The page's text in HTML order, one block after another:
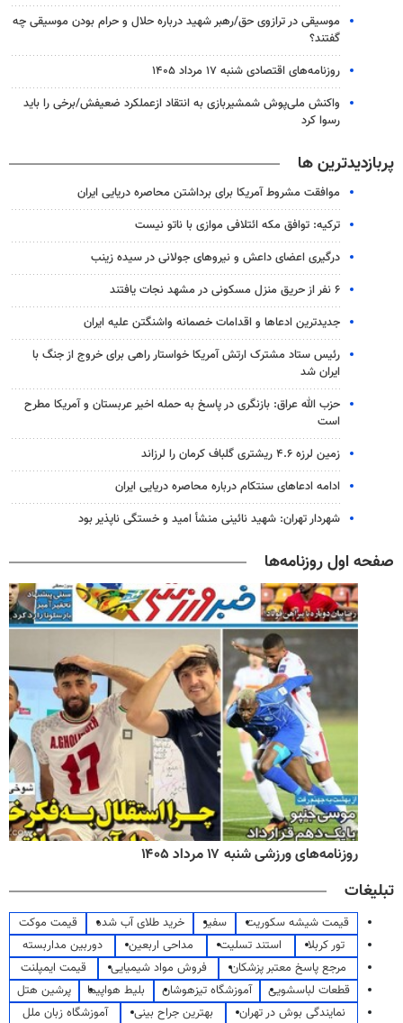
موسیقی در ترازوی حق/رهبر شهید درباره حلال و حرام بودن موسیقی چه
گفتند؟
روزنامه‌های اقتصادی شنبه ۱۷ مرداد ۱۴۰۵
واکنش ملی‌پوش شمشیربازی به انتقاد ازعملکرد ضعیفش/برخی را باید
رسوا کرد
پربازدیدترین ها
موافقت مشروط آمریکا برای برداشتن محاصره دریایی ایران
ترکیه: توافق مکه ائتلافی موازی با ناتو نیست
درگیری اعضای داعش و نیروهای جولانی در سیده زینب
۶ نفر از حریق منزل مسکونی در مشهد نجات یافتند
جدیدترین ادعاها و اقدامات خصمانه واشنگتن علیه ایران
رئیس ستاد مشترک ارتش آمریکا خواستار راهی برای خروج از جنگ با
ایران شد
حزب الله عراق: بازنگری در پاسخ به حمله اخیر عربستان و آمریکا مطرح
است
زمین لرزه ۴.۶ ریشتری گلباف کرمان را لرزاند
ادامه ادعاهای سنتکام درباره محاصره دریایی ایران
شهردار تهران: شهید نائینی منشأ امید و خستگی‌ ناپذیر بود
صفحه اول روزنامه‌ها
روزنامه‌های ورزشی شنبه ۱۷ مرداد ۱۴۰۵
تبلیغات
قیمت شیشه سکوریت سفیر خرید طلای آب شده
قیمت موکت
تور کربلا
استند تسلیت مداحی اربعین
دوربین مداربسته
مرجع پاسخ معتبر پزشکان
فروش مواد شیمیایی
قیمت ایمپلنت
قطعات لباسشویی
آموزشگاه تیزهوشان بلیط هواپیما
پرشین هتل
نمایندگی بوش در تهران
بهترین جراح بینی
آموزشگاه زبان ملل